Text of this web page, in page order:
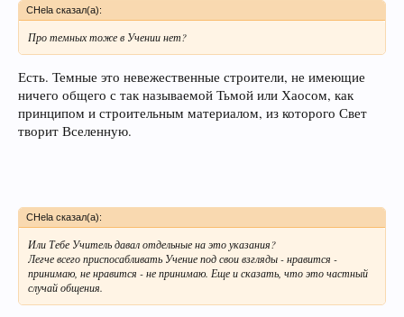
CHela сказал(а):
Про темных тоже в Учении нет?
Есть. Темные это невежественные строители, не имеющие
ничего общего с так называемой Тьмой или Хаосом, как
принципом и строительным материалом, из которого Свет
творит Вселенную.
CHela сказал(а):
Или Тебе Учитель давал отдельные на это указания?
Легче всего приспосабливать Учение под свои взгляды - нравится -
принимаю, не нравится - не принимаю. Еще и сказать, что это частный
случай общения.